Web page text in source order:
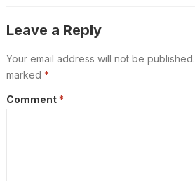
Leave a Reply
Your email address will not be published.
marked *
Comment *